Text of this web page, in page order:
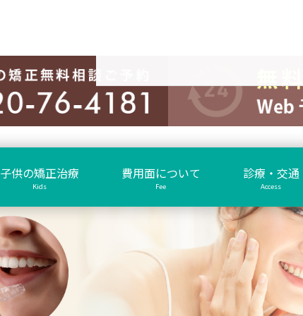
子供の矯正治療
Kids
費用面について
Fee
診療・交通
Access